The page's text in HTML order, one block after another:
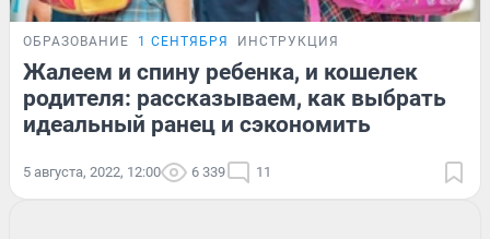
ОБРАЗОВАНИЕ 1 СЕНТЯБРЯ ИНСТРУКЦИЯ
Жалеем и спину ребенка, и кошелек
родителя: рассказываем, как выбрать
идеальный ранец и сэкономить
5 августа, 2022, 12:00 6 339 11